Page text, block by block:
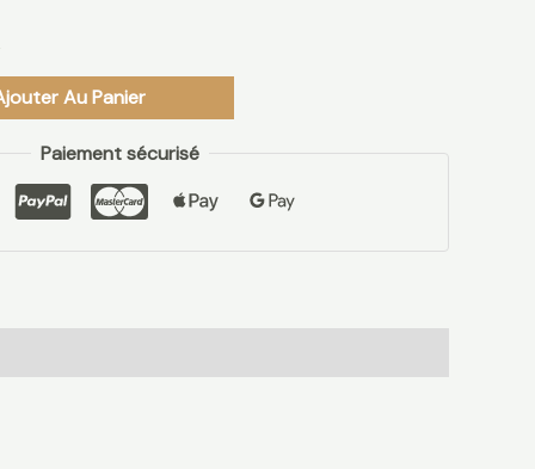
Au Panier
Paiement sécurisé